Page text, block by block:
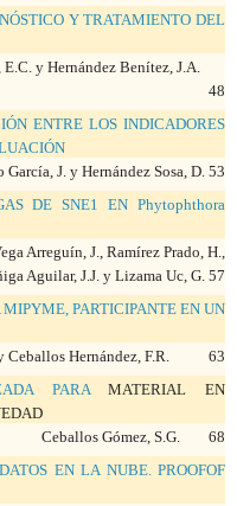
Y TRATAMIENTO DEL
E.C. y Hernández Benítez, J.A.
48
ENTRE LOS INDICADORES
J. y Hernández Sosa, D. 53
DE SNE1 EN Phytophthora
Arreguín, J., Ramírez Prado, H.,
Aguilar, J.J. y Lizama Uc, G. 57
PARTICIPANTE EN UN
y Ceballos Hernández, F.R. 63
PARAMATERIAL EN
Ceballos Gómez, S.G. 68
EN LA NUBE. PROOFOF